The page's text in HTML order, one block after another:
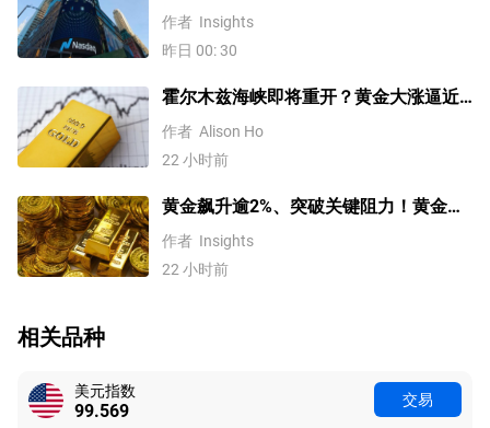
光”、WTI原油重挫逾6%，道指、标普创
历史新高！
作者 Insights
昨日 00: 30
霍尔木兹海峡即将重开？黄金大涨逼近
4200美元！原油价格3连跌
作者 Alison Ho
22 小时前
黄金飙升逾2%、突破关键阻力！黄金、
WTI原油、美元指数、纳指100指数技术
分析
作者 Insights
22 小时前
相关品种
美元指数
99.569 交易